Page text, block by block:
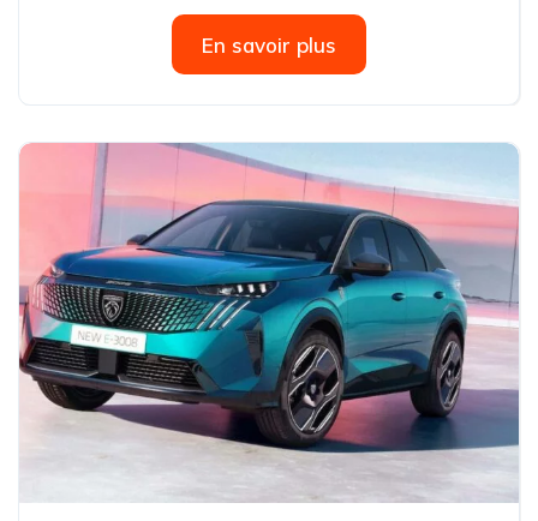
En savoir plus